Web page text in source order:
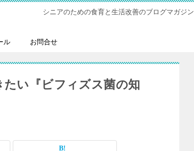
シニアのための食育と生活改善のブログマガジン
ル お問合せ
い『ビフィズス菌の知